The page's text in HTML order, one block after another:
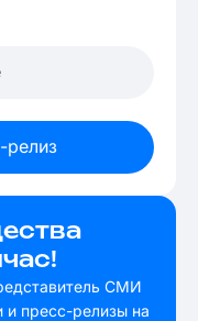
релиз
СМИ
и пресс-релизы на